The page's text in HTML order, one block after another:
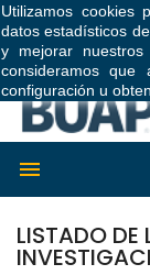
Utilizamos cookies
datos estadísticos
y mejorar nuestros
consideramos
configuración u

LISTADO DE